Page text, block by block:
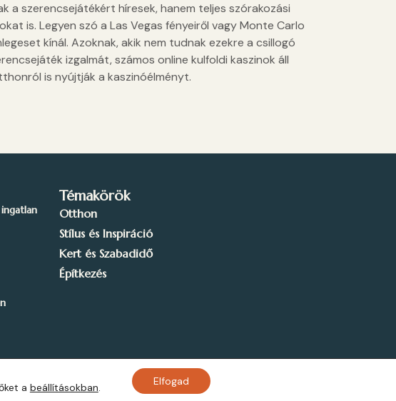
a szerencsejátékért híresek, hanem teljes szórakozási
is. Legyen szó a Las Vegas fényeiről vagy Monte Carlo
kínál. Azoknak, akik nem tudnak ezekre a csillogó
izgalmát, számos online kulfoldi kaszinok áll
is nyújtják a kaszinóélményt.
Témakörök
Otthon
Stílus és Inspiráció
Kert és Szabadidő
Építkezés
a beállításokban. Elfogad